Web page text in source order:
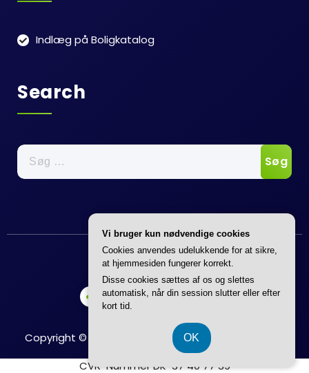
Indlæg på Boligkatalog
Search
Søg
efter:
Annonce
Copyright © 2026 Boligkatalog | Powered by
CVR-Nummer DK-37 40 77 39
Vi bruger kun nødvendige cookies
Cookies anvendes udelukkende for at sikre,
at hjemmesiden fungerer korrekt.
Disse cookies sættes af os og slettes
automatisk, når din session slutter eller efter
kort tid.
OK